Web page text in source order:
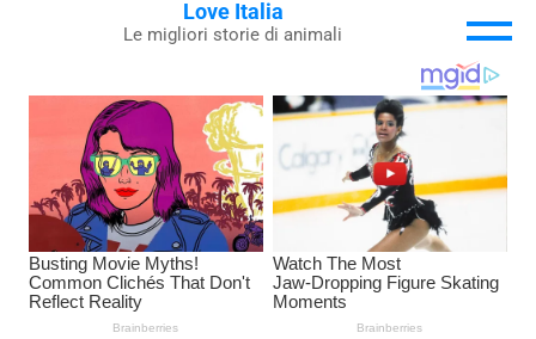
Love Italia
Le migliori storie di animali